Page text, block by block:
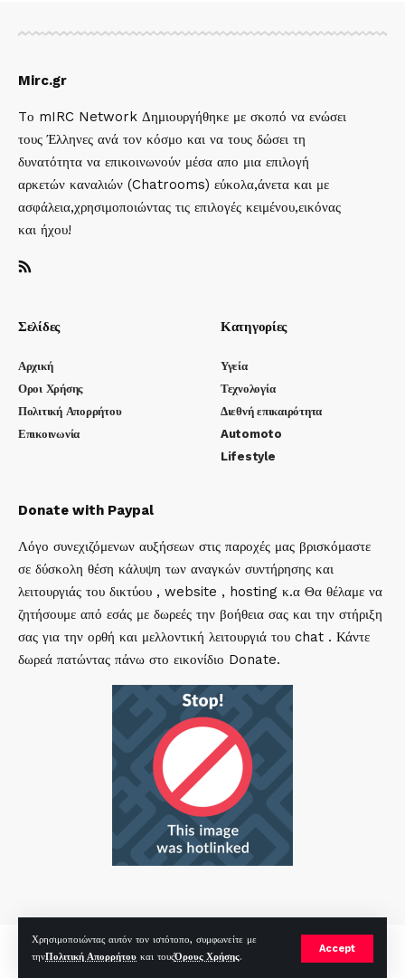
Χρησιμοποιώντας αυτόν τον ιστότοπο, συμφωνείτε με
τηνΠολιτική Απορρήτου και τουςΌρους Χρήσης.
Accept
Mirc.gr
Tο mIRC Network Δημιουργήθηκε με σκοπό να ενώσει
τους Έλληνες ανά τον κόσμο και να τους δώσει τη
δυνατότητα να επικοινωνούν μέσα απο μια επιλογή
αρκετών καναλιών (Chatrooms) εύκολα,άνετα και με
ασφάλεια,χρησιμοποιώντας τις επιλογές κειμένου,εικόνας
και ήχου!
Σελίδες
Αρχική
Οροι Χρήσης
Πολιτική Απορρήτου
Επικοινωνία
Κατηγορίες
Υγεία
Τεχνολογία
Διεθνή επικαιρότητα
Automoto
Lifestyle
Donate with Paypal
Λόγο συνεχιζόμενων αυξήσεων στις παροχές μας βρισκόμαστε
σε δύσκολη θέση κάλυψη των αναγκών συντήρησης και
λειτουργιάς του δικτύου , website , hosting κ.α Θα θέλαμε να
ζητήσουμε από εσάς με δωρεές την βοήθεια σας και την στήριξη
σας για την ορθή και μελλοντική λειτουργιά του chat . Κάντε
δωρεά πατώντας πάνω στο εικονίδιο Donate.
mirc.gr 2023 Copyright %year%, All Rights Reserved |bySp
Hosted byRealHosting